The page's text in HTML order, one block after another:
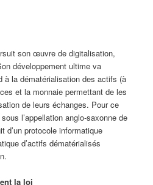
son œuvre de digitalisation,
développement ultime va
à la dématérialisation des actifs (à
et la monnaie permettant de les
de leurs échanges. Pour ce
l’appellation anglo-saxonne de
d’un protocole informatique
d’actifs dématérialisés
la loi